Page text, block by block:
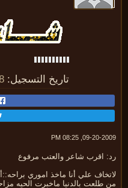
تاريخ التسجيل: 2008
09-20-2009,
اقرب شاعر والعتب مرفوع
علي أنا ماخذ اموري
طلعت بالدنيا ماخبرت الحيه